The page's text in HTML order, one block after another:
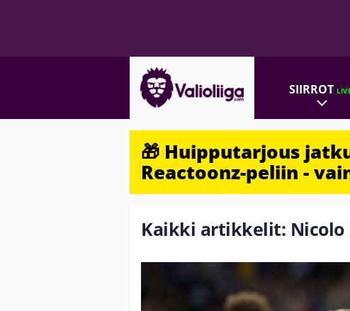
SIIRROT
🎁 Huipputarjous
Reactoonz-peliin -
Kaikki artikkelit: Nicolo